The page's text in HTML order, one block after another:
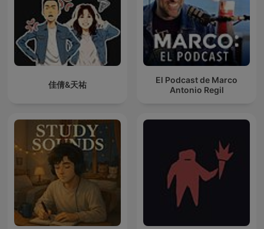
佳倩&天祐
El Podcast de Marco
Antonio Regil